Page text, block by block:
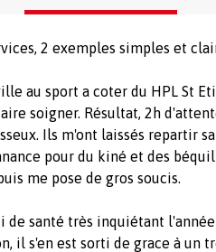
2 exemples simples et
au sport a coter du HPL St
soigner. Résultat, 2h
Ils m'ont laissés repartir
pour du kiné et des
me pose de gros soucis.
de santé très inquiétant
il s'en est sorti de grace à un